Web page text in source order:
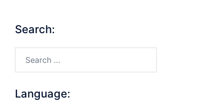
Search:
Language: